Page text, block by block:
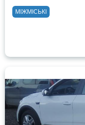
МІЖМІСЬКІ